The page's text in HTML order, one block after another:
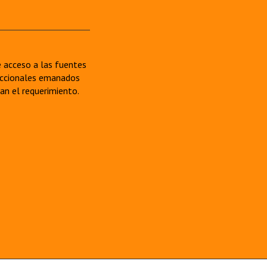
acceso a las fuentes
emanados
el requerimiento.